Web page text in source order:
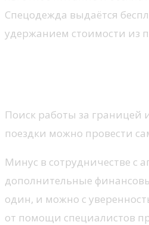
Спецодежда выдаётся
удержанием стоимости из
Поиск работы за границей
поездки можно провести
Минус в сотрудничестве с
дополнительные
один, и можно с
от помощи специалистов